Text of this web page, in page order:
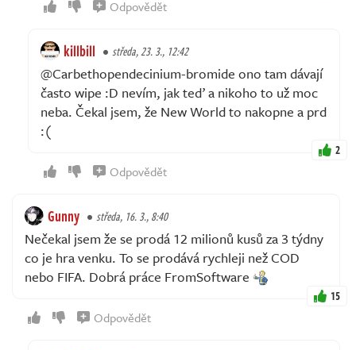
Odpovědět
killbill středa, 23. 3., 12:42
@Carbethopendecinium-bromide ono tam dávají
často wipe :D nevím, jak teď a nikoho to už moc
neba. Čekal jsem, že New World to nakopne a prd
:(
2
Odpovědět
Gunny středa, 16. 3., 8:40
Nečekal jsem že se prodá 12 milionů kusů za 3 týdny
co je hra venku. To se prodává rychleji než COD
nebo FIFA. Dobrá práce FromSoftware
15
Odpovědět